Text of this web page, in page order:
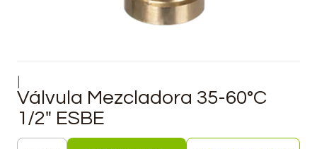
Válvula Mezcladora 35-60°C
1/2" ESBE